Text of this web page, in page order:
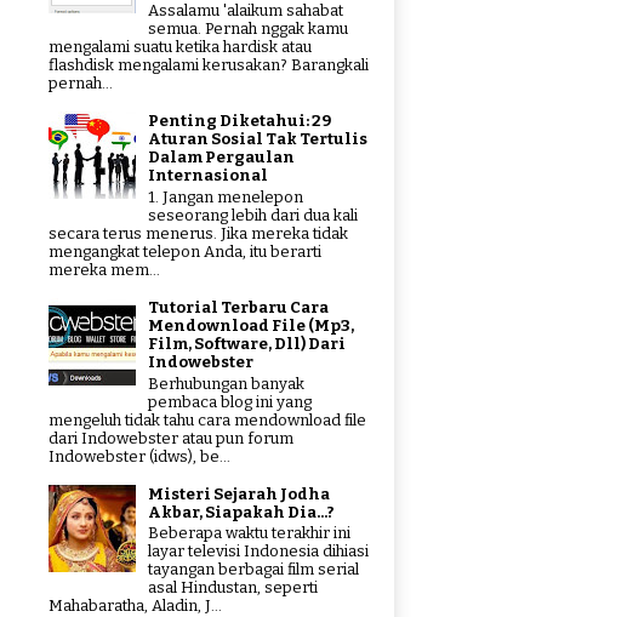
Assalamu 'alaikum sahabat
semua. Pernah nggak kamu
mengalami suatu ketika hardisk atau
flashdisk mengalami kerusakan? Barangkali
pernah...
Penting Diketahui: 29
Aturan Sosial Tak Tertulis
Dalam Pergaulan
Internasional
1. Jangan menelepon
seseorang lebih dari dua kali
secara terus menerus. Jika mereka tidak
mengangkat telepon Anda, itu berarti
mereka mem...
Tutorial Terbaru Cara
Mendownload File (Mp3,
Film, Software, Dll) Dari
Indowebster
Berhubungan banyak
pembaca blog ini yang
mengeluh tidak tahu cara mendownload file
dari Indowebster atau pun forum
Indowebster (idws), be...
Misteri Sejarah Jodha
Akbar, Siapakah Dia...?
Beberapa waktu terakhir ini
layar televisi Indonesia dihiasi
tayangan berbagai film serial
asal Hindustan, seperti
Mahabaratha, Aladin, J...